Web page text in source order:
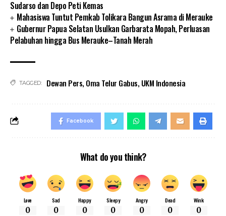
Sudarso dan Depo Peti Kemas
Mahasiswa Tuntut Pemkab Tolikara Bangun Asrama di Merauke
Gubernur Papua Selatan Usulkan Garbarata Mopah, Perluasan
Pelabuhan hingga Bus Merauke–Tanah Merah
TAGGED: Dewan Pers, Oma Telur Gabus, UKM Indonesia
Facebook
What do you think?
Love
0
Sad
0
Happy
0
Sleepy
0
Angry
0
Dead
0
Wink
0